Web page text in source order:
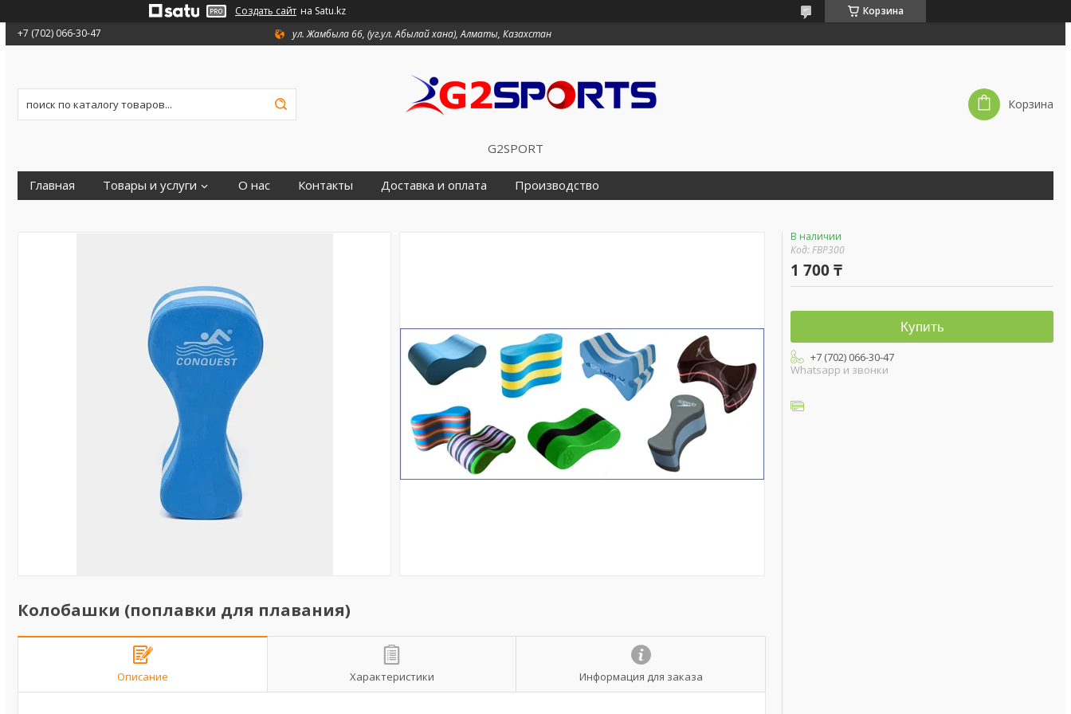
Создать сайт на Satu.kz
Корзина
+7 (702) 066-30-47
ул. Жамбыла 66, (уг.ул. Абылай хана), Алматы, Казахстан
G2SPORT
Корзина
Главная Товары и услуги О нас Контакты Доставка и оплата Производство
Колобашки (поплавки для плавания)
Описание Характеристики Информация для заказа
В наличии
Код:FBP300
1 700 ₸
Купить
+7 (702) 066-30-47
Whatsapp и звонки